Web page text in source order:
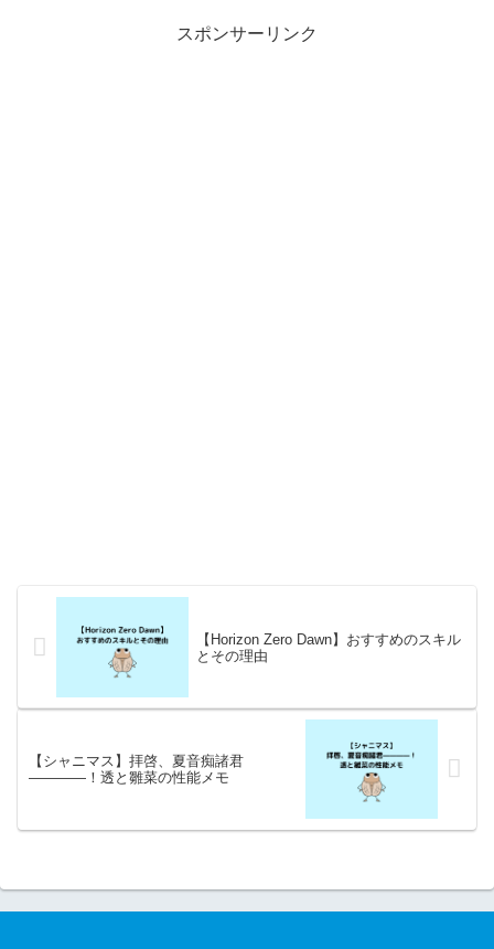
スポンサーリンク
【Horizon Zero Dawn】おすすめのスキル
とその理由
【シャニマス】拝啓、夏音痴諸君
————！透と雛菜の性能メモ